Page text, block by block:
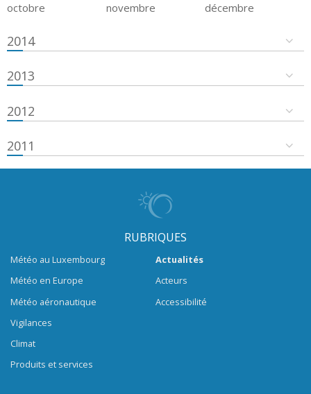
octobre
novembre décembre
2014
2013
2012
2011
RUBRIQUES
Météo au Luxembourg
Météo en Europe
Météo aéronautique
Vigilances
Climat
Produits et services
Actualités
Acteurs
Accessibilité